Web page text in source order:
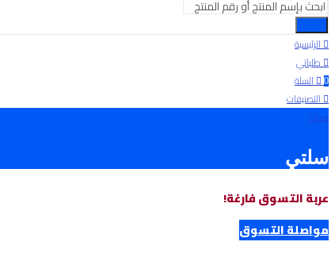
الرئيسية
طلباتي
0
السلة
التصنيفات
Close
سلتي
عربة التسوق فارغة!
مواصلة التسوق